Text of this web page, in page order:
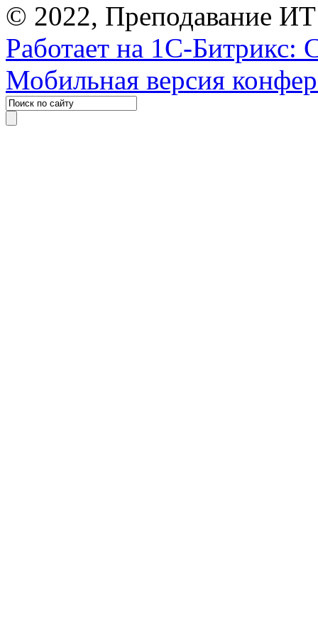
© 2022, Преподавание
Работает на 1С-Битрикс:
Мобильная версия